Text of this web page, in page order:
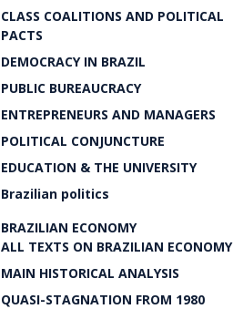
CLASS COALITIONS AND POLITICAL
PACTS
DEMOCRACY IN BRAZIL
PUBLIC BUREAUCRACY
ENTREPRENEURS AND MANAGERS
POLITICAL CONJUNCTURE
EDUCATION & THE UNIVERSITY
Brazilian politics
BRAZILIAN ECONOMY
ALL TEXTS ON BRAZILIAN ECONOMY
MAIN HISTORICAL ANALYSIS
QUASI-STAGNATION FROM 1980